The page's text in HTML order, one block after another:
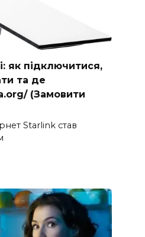
як підключитися,
та де
(Замовити
Starlink став